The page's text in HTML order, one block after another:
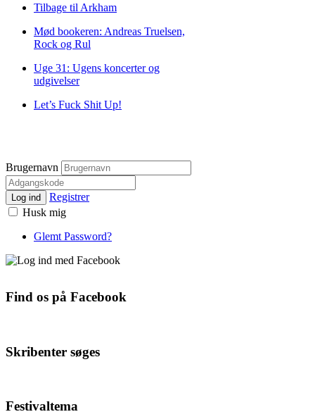
Tilbage til Arkham
Mød bookeren: Andreas Truelsen,
Rock og Rul
Uge 31: Ugens koncerter og
udgivelser
Let’s Fuck Shit Up!
Brugernavn
Log ind
Registrer
Husk mig
Glemt Password?
Find os på Facebook
Skribenter søges
Festivaltema